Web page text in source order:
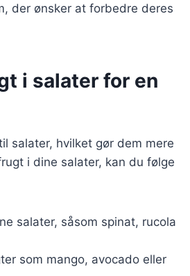
der ønsker at forbedre deres
i salater for en
salater, hvilket gør dem mere
i dine salater, kan du følge
salater, såsom spinat, rucola
som mango, avocado eller